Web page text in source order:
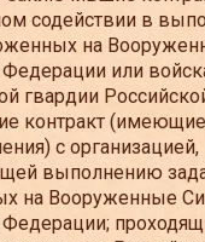
содействии в
на
Федерации или
гвардии
контракт
с организацией,
выполнению
на Вооруженные
Федерации;